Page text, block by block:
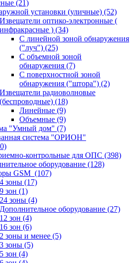
(21)
установки (уличные) (52)
Извещатели оптико-электронные (
инфракрасные ) (34)
С линейной зоной обнаружения
("луч") (25)
С объемной зоной
обнаружения (7)
С поверхностной зоной
обнаружения ("штора") (2)
Извещатели радиоволновые
(беспроводные) (18)
Линейные (9)
Объемные (9)
"Умный дом" (7)
система "ОРИОН"
контрольные для ОПС (398)
оборудование (128)
GSM (107)
4 зоны (17)
9 зон (1)
24 зоны (4)
Дополнительное оборудование (27)
12 зон (4)
16 зон (6)
2 зоны и менее (5)
3 зоны (5)
5 зон (4)